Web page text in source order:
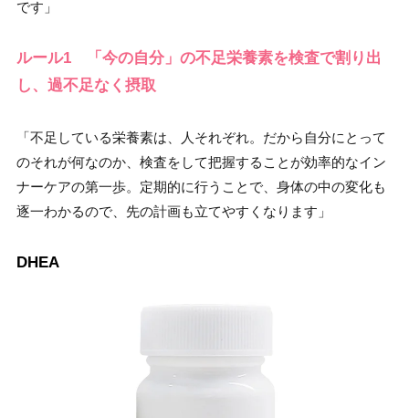
です」
ルール1 「今の自分」の不足栄養素を検査で割り出
し、過不足なく摂取
「不足している栄養素は、人それぞれ。だから自分にとって
のそれが何なのか、検査をして把握することが効率的なイン
ナーケアの第一歩。定期的に行うことで、身体の中の変化も
逐一わかるので、先の計画も立てやすくなります」
DHEA